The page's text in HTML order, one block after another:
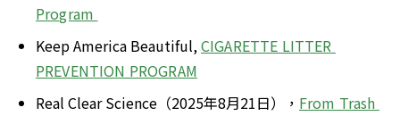
Program
Keep America Beautiful, CIGARETTE LITTER
PREVENTION PROGRAM
Real Clear Science（2025年8月21日）， From Trash